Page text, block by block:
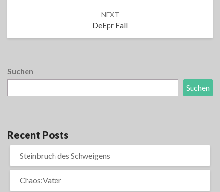
NEXT
DeEpr Fall
Suchen
Suchen
Recent Posts
Steinbruch des Schweigens
Chaos:Vater